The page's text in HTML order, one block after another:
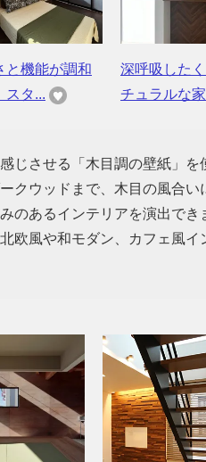
と機能が調和
タ...
深呼吸した
チュラルな家
じさせる「木目調の壁紙」
クウッドまで、木目の風合
のあるインテリアを演出で
欧風や和モダン、カフェ風